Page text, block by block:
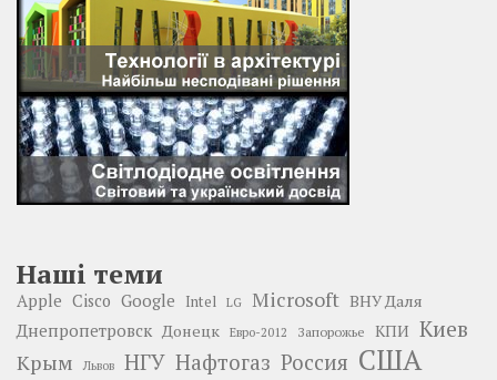
Наші теми
Apple Cisco Google Intel LG Microsoft ВНУ Даля
Днепропетровск Донецк Евро-2012 Запорожье КПИ Киев
Крым Львов НГУ Нафтогаз Россия США